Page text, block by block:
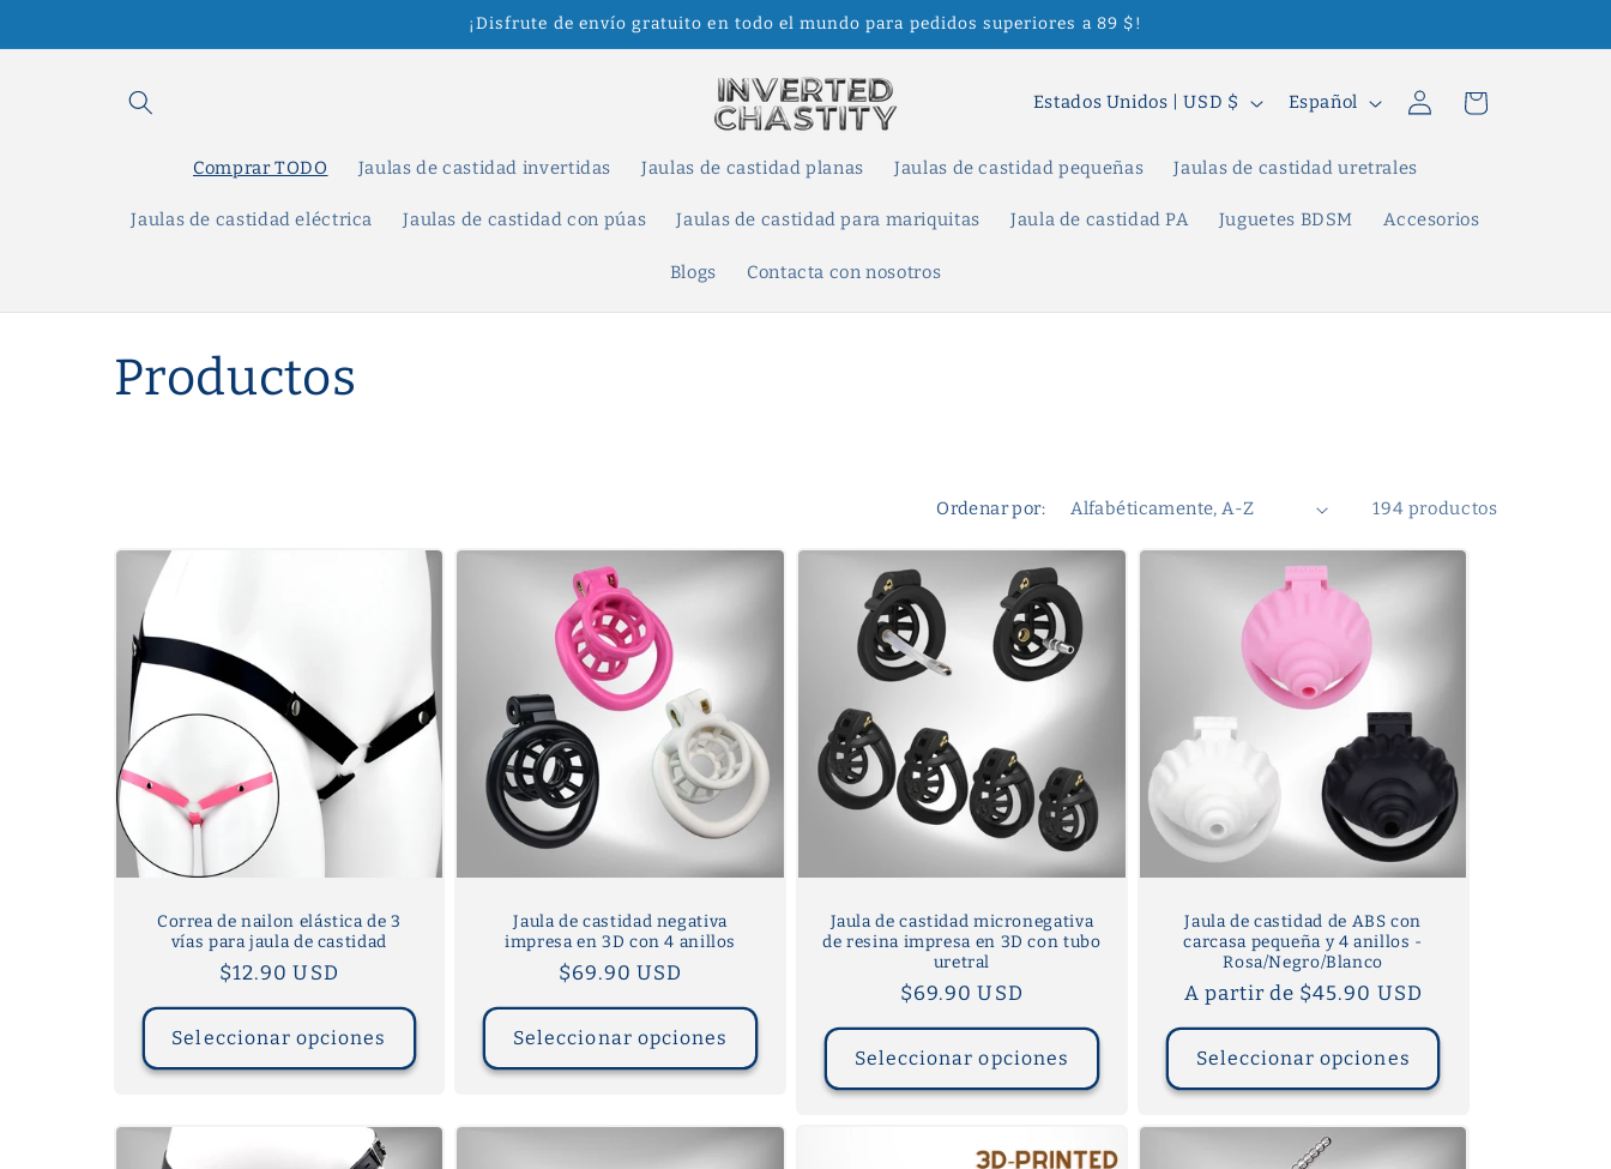
al contenido
¡Disfrute de envío gratuito en todo el mundo para pedidos superiores a 89 $!
Comprar TODO Jaulas de castidad invertidas Jaulas de castidad planas Jaulas de castidad pequeñas Jaulas de castidad uretrales
Jaulas de castidad eléctrica Jaulas de castidad con púas Jaulas de castidad para mariquitas Jaula de castidad PA Juguetes BDSM Accesorios
Blogs Contacta con nosotros
P
í
s
Estados Unidos | USD $
i
o
Español
Iniciar
sesión
Carrito
C
e
c
c
i
ó
n
Productos
Ordenar por: 194 productos
Correa de nailon elástica de 3
vías para jaula de castidad
Precio
$12.90 USD
Seleccionar opciones
Jaula de castidad negativa
impresa en 3D con 4 anillos
Precio
$69.90 USD
Seleccionar opciones
Jaula de castidad micronegativa
de resina impresa en 3D con tubo
uretral
Precio
$69.90 USD
Seleccionar opciones
Jaula de castidad de ABS con
carcasa pequeña y 4 anillos -
Rosa/Negro/Blanco
Precio
A partir de $45.90 USD
Seleccionar opciones